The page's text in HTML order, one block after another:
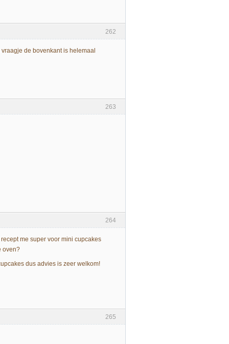
262
de bovenkant is helemaal
263
264
me super voor mini cupcakes
oven?
dus advies is zeer welkom!
265